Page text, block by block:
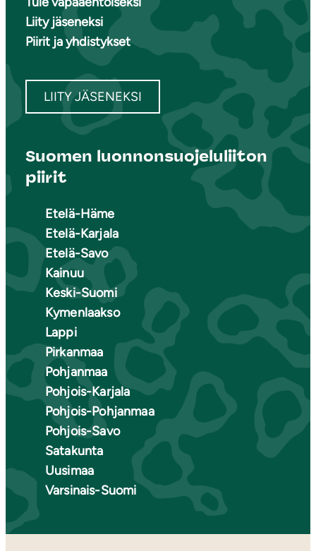
Liity jäseneksi
Piirit ja yhdistykset
LIITY JÄSENEKSI
Suomen luonnonsuojeluliiton
piirit
Etelä-Häme
Etelä-Karjala
Etelä-Savo
Kainuu
Keski-Suomi
Kymenlaakso
Lappi
Pirkanmaa
Pohjanmaa
Pohjois-Karjala
Pohjois-Pohjanmaa
Pohjois-Savo
Satakunta
Uusimaa
Varsinais-Suomi